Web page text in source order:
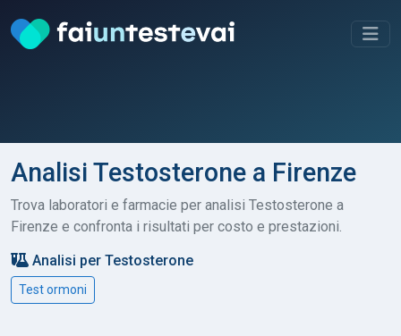
Analisi Testosterone a Firenze
Trova laboratori e farmacie per analisi Testosterone a
Firenze e confronta i risultati per costo e prestazioni.
Analisi per Testosterone
Test ormoni